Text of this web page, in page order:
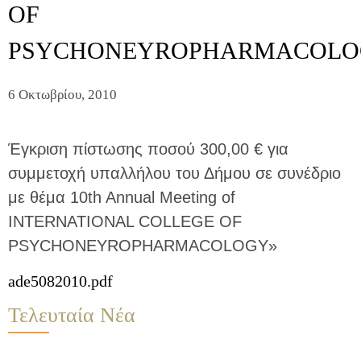
OF
6 Οκτωβρίου, 2010
Έγκριση πίστωσης ποσού 300,00 € για
συμμετοχή υπαλλήλου του Δήμου σε συνέδριο
με θέμα 10th Annual Meeting of
INTERNATIONAL COLLEGE OF
PSYCHONEYROPHARMACOLOGY»
ade5082010.pdf
Τελευταία Νέα